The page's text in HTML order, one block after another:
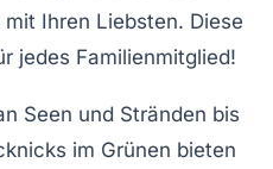
Ihren Liebsten. Diese
jedes Familienmitglied!
Seen und Stränden bis
im Grünen bieten